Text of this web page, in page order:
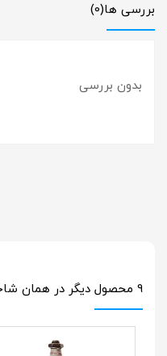
بررسی ها(0)
بدون بررسی
9 محصول دیگر در همان شاخه: